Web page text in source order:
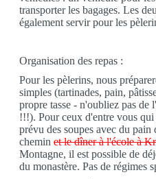
transporter les bagages. Les
également servir pour les
Organisation des repas :
Pour les pèlerins, nous
simples (tartinades, pain,
propre tasse - n'oubliez pas de
!!!). Pour ceux d'entre vous
prévu des soupes avec du pain
chemin et le dîner à l'école à
Montagne, il est possible de
du monastère. Pas de régimes